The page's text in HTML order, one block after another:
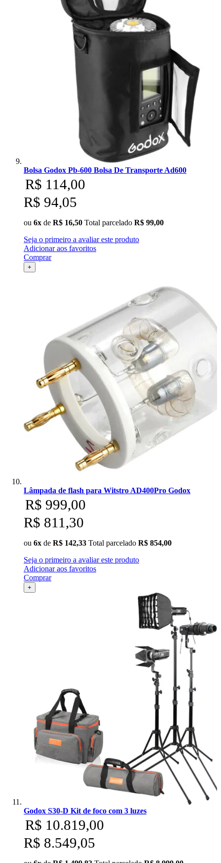
Bolsa Godox Pb-600 Bolsa De Transporte Ad600
R$ 114,00
R$ 94,05
ou 6x de R$ 16,50 Total parcelado R$ 99,00
Seja o primeiro a avaliar este produto
Adicionar aos favoritos
Comprar
+
Lâmpada de flash para Witstro AD400Pro Godox
R$ 999,00
R$ 811,30
ou 6x de R$ 142,33 Total parcelado R$ 854,00
Seja o primeiro a avaliar este produto
Adicionar aos favoritos
Comprar
+
Godox S30-D Kit de foco com 3 luzes
R$ 10.819,00
R$ 8.549,05